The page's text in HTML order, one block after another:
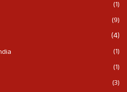
(1)
(9)
(4)
(1)
(1)
(3)